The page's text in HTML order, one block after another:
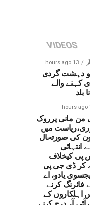
VIDEOS
13 hours ago
دہشت گردی
کہنے والے
بلد
من مانی پرروک
میں
کی صورتحال
انتہائی
پی کیخلاف
کر ڈی جی پی
یادو، اے
سے فائرنگ کرنے
اہلکاروں کے
آر درج کرنے